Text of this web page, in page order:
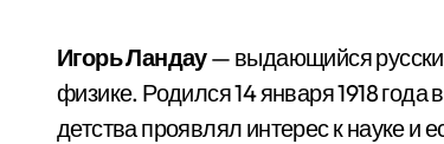
Игорь Ландау— выдающийся
физике. Родился 14 января 1918 года
детства проявлял интерес к науке и